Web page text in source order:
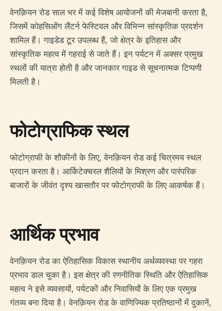
वेनक़ियन रोड साल भर में कई विशेष आयोजनों की मेजबानी करता है,
जिसमें काेहसिओंग लैंटर्न फेस्टिवल और विभिन्न सांस्कृतिक प्रदर्शन
शामिल हैं। गाइडेड टूर उपलब्ध हैं, जो क्षेत्र के इतिहास और
सांस्कृतिक महत्व में गहराई से जाते हैं। इन पर्यटन में अक्सर प्रमुख
स्थलों की यात्रा होती है और जानकार गाइड से सूचनात्मक टिप्पणी
मिलती है।
फोटोग्राफिक स्थल
फोटोग्राफी के शौकीनों के लिए, वेनक़ियन रोड कई चित्रमय स्थल
प्रदान करता है। आर्किटेक्चरल शैलियों के मिश्रण और पारंपरिक
बाजारों के जीवंत दृश्य खासतौर पर फोटोग्राफी के लिए आकर्षक हैं।
आर्थिक प्रभाव
वेनक़ियन रोड का ऐतिहासिक विकास स्थानीय अर्थव्यवस्था पर गहरा
प्रभाव डाल चुका है। इस क्षेत्र की रणनीतिक स्थिति और ऐतिहासिक
महत्व ने इसे व्यवसायों, पर्यटकों और निवासियों के लिए एक प्रमुख
गंतव्य बना दिया है। वेनक़ियन रोड के वाणिज्यिक प्रतिष्ठानों में दुकानें,